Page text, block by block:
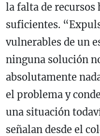
la falta de recursos
suficientes.
vulnerables de un
ninguna solución
absolutamente
el problema y
una situación
señalan desde el